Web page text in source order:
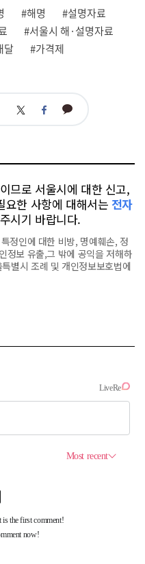
#해명
#설명자료
#서울시 해·설명자료
달
#가격제
트 페 카
므로 서울시에 대한 신고,
요한 사항에 대해서는 전자
시기 바랍니다.
정인에 대한 비방, 명예훼손, 정
정보 유출,그 밖에 공익을 저해하
별시 조례 및 개인정보보호법에